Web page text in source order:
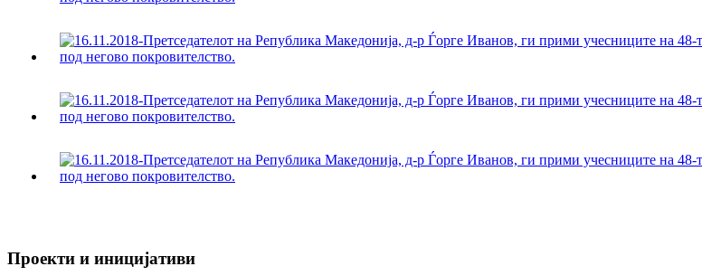
Проекти и иницијативи